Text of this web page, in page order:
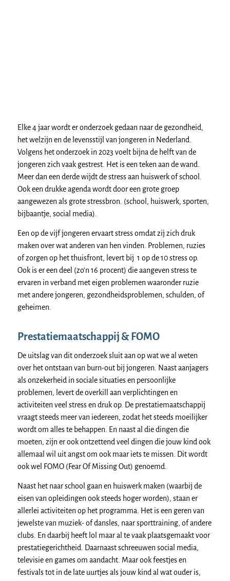
Elke 4 jaar wordt er onderzoek gedaan naar de gezondheid,
het welzijn en de levensstijl van jongeren in Nederland.
Volgens het onderzoek in 2023 voelt bijna de helft van de
jongeren zich vaak gestrest. Het is een teken aan de wand.
Meer dan een derde wijdt de stress aan huiswerk of school.
Ook een drukke agenda wordt door een grote groep
aangewezen als grote stressbron. (school, huiswerk, sporten,
bijbaantje, social media).
Een op de vijf jongeren ervaart stress omdat zij zich druk
maken over wat anderen van hen vinden. Problemen, ruzies
of zorgen op het thuisfront, levert bij 1 op de 10 stress op.
Ook is er een deel (zo’n 16 procent) die aangeven stress te
ervaren in verband met eigen problemen waaronder ruzie
met andere jongeren, gezondheidsproblemen, schulden, of
geheimen.
Prestatiemaatschappij & FOMO
De uitslag van dit onderzoek sluit aan op wat we al weten
over het ontstaan van burn-out bij jongeren. Naast aanjagers
als onzekerheid in sociale situaties en persoonlijke
problemen, levert de overkill aan verplichtingen en
activiteiten veel stress en druk op. De prestatiemaatschappij
vraagt steeds meer van iedereen, zodat het steeds moeilijker
wordt om alles te behappen. En naast al die dingen die
moeten, zijn er ook ontzettend veel dingen die jouw kind ook
allemaal wil uit angst om ook maar iets te missen. Dit wordt
ook wel FOMO (Fear Of Missing Out) genoemd.
Naast het naar school gaan en huiswerk maken (waarbij de
eisen van opleidingen ook steeds hoger worden), staan er
allerlei activiteiten op het programma. Het is een geren van
jewelste van muziek- of dansles, naar sporttraining, of andere
clubs. En daarbij heeft lol maar al te vaak plaatsgemaakt voor
prestatiegerichtheid. Daarnaast schreeuwen social media,
televisie en games om aandacht. Maar ook feestjes en
festivals tot in de late uurtjes als jouw kind al wat ouder is,